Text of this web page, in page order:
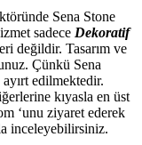
Sena Stone
sadece Dekoratif
değildir. Tasarım ve
Çünkü Sena
edilmektedir.
kıyasla en üst
‘unu ziyaret ederek
inceleyebilirsiniz.